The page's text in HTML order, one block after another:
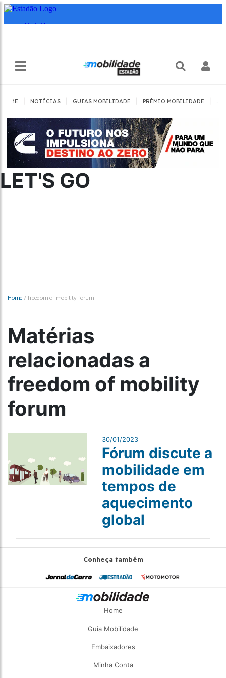
HOME NOTÍCIAS GUIAS MOBILIDADE PRÊMIO MOBILIDADE
LET'S GO
Home / freedom of mobility forum
Matérias
relacionadas a
freedom of mobility
forum
30/01/2023
Fórum discute a
mobilidade em
tempos de
aquecimento
global
Conheça também
Home
Guia Mobilidade
Embaixadores
Minha Conta